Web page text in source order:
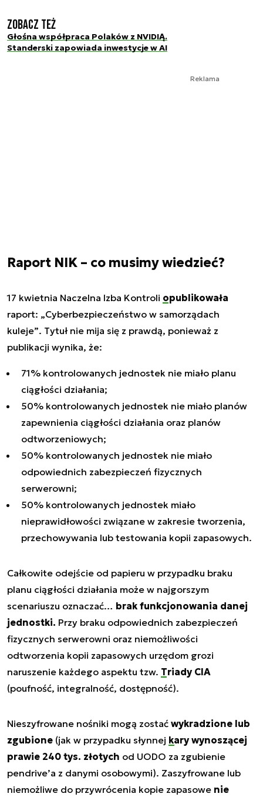
Zobacz też
Głośna współpraca Polaków z NVIDIĄ.
Standerski zapowiada inwestycje w AI
Reklama
Raport NIK – co musimy wiedzieć?
17 kwietnia Naczelna Izba Kontroli opublikowała
raport: „Cyberbezpieczeństwo w samorządach
kuleje”. Tytuł nie mija się z prawdą, ponieważ z
publikacji wynika, że:
71% kontrolowanych jednostek nie miało planu
ciągłości działania;
50% kontrolowanych jednostek nie miało planów
zapewnienia ciągłości działania oraz planów
odtworzeniowych;
50% kontrolowanych jednostek nie miało
odpowiednich zabezpieczeń fizycznych
serwerowni;
50% kontrolowanych jednostek miało
nieprawidłowości związane w zakresie tworzenia,
przechowywania lub testowania kopii zapasowych.
Całkowite odejście od papieru w przypadku braku
planu ciągłości działania może w najgorszym
scenariuszu oznaczać… brak funkcjonowania danej
jednostki. Przy braku odpowiednich zabezpieczeń
fizycznych serwerowni oraz niemożliwości
odtworzenia kopii zapasowych urzędom grozi
naruszenie każdego aspektu tzw. Triady CIA
(poufność, integralność, dostępność).
Nieszyfrowane nośniki mogą zostać wykradzione lub
zgubione (jak w przypadku słynnej kary wynoszącej
prawie 240 tys. złotych od UODO za zgubienie
pendrive’a z danymi osobowymi). Zaszyfrowane lub
niemożliwe do przywrócenia kopie zapasowe nie